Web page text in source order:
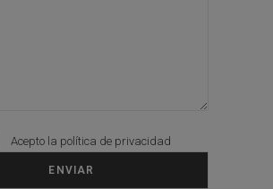
Please leave this field empty.
Acepto la política de privacidad